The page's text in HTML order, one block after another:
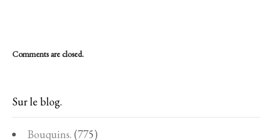
Comments are closed.
Sur le blog.
Bouquins. (775)